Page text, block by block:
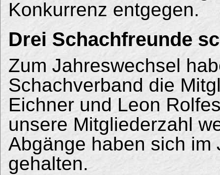
Konkurrenz entgegen.
Drei Schachfreunde
Zum Jahreswechsel
Schachverband die
Eichner und Leon
unsere Mitgliederzahl
Abgänge haben sich im
gehalten.